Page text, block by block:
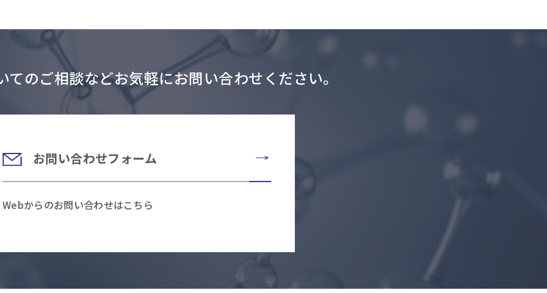
てのご相談などお気軽にお問い合わせください。
お問い合わせフォーム
Webからのお問い合わせはこちら